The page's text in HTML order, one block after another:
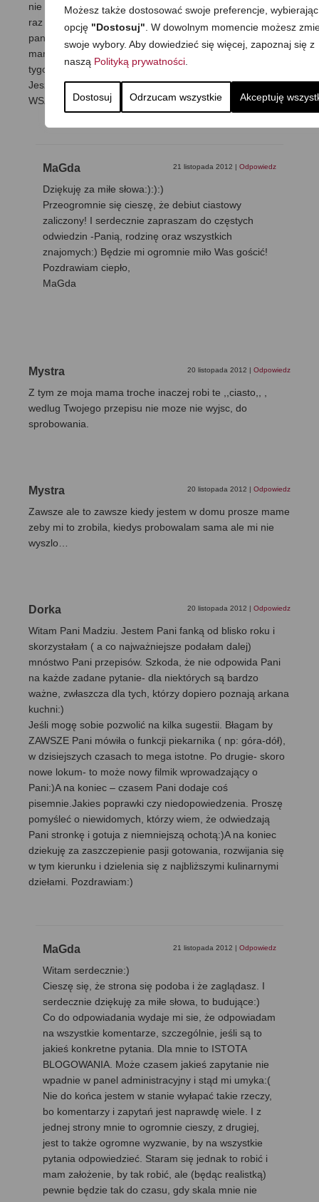
Możesz także dostosować swoje preferencje, wybierając
opcję "Dostosuj" . W dowolnym momencie możesz
swoje wybory. Aby dowiedzieć się więcej, zapoznaj się z
naszą Polityką prywatności.
Dostosuj Odrzucam wszystkie Akceptuję
nie podjełą się pieczenia ciast. Po 20-latch małżeństwa po
raz pierwszy odważyłam się upiec coś słodkiego i to dzięki
pani :):)UDAŁO SIĘ ,co gorsze rodzina się zaczeła
martwić czy wszystko ze mną w porządku , bo w ciągu
tygodnia piekarnik był odpalany 4 razy :):):):)
Jeszcze raz dziękuję w imieniu swoim ,rodziny i
WSZYSTKICH znajomych którym polecam pani stronę
MaGda 21 listopada 2012 Odpowiedz
Dziękuję za miłe słowa:):):)
Przeogromnie się cieszę, że debiut ciastowy
zaliczony! I serdecznie zapraszam do częstych
odwiedzin -Panią, rodzinę oraz wszystkich
znajomych:) Będzie mi ogromnie miło Was gościć!
Pozdrawiam ciepło,
MaGda
Mystra 20 listopada 2012 Odpowiedz
Z tym ze moja mama troche inaczej robi te ,,ciasto,, ,
wedlug Twojego przepisu nie moze nie wyjsc, do
sprobowania.
Mystra 20 listopada 2012 Odpowiedz
Zawsze ale to zawsze kiedy jestem w domu prosze mame
zeby mi to zrobila, kiedys probowalam sama ale mi nie
wyszlo…
Dorka 20 listopada 2012 Odpowiedz
Witam Pani Madziu. Jestem Pani fanką od blisko roku i
skorzystałam ( a co najważniejsze podałam dalej)
mnóstwo Pani przepisów. Szkoda, że nie odpowida Pani
na każde zadane pytanie- dla niektórych są bardzo
ważne, zwłaszcza dla tych, którzy dopiero poznają arkana
kuchni:)
Jeśli mogę sobie pozwolić na kilka sugestii. Błagam by
ZAWSZE Pani mówiła o funkcji piekarnika ( np: góra-dół),
w dzisiejszych czasach to mega istotne. Po drugie- skoro
nowe lokum- to może nowy filmik wprowadzający o
Pani:)A na koniec – czasem Pani dodaje coś
pisemnie.Jakies poprawki czy niedopowiedzenia. Proszę
pomyśleć o niewidomych, którzy wiem, że odwiedzają
Pani stronkę i gotuja z niemniejszą ochotą:)A na koniec
dziekuję za zaszczepienie pasji gotowania, rozwijania się
w tym kierunku i dzielenia się z najbliższymi kulinarnymi
dziełami. Pozdrawiam:)
MaGda 21 listopada 2012 Odpowiedz
Witam serdecznie:)
Cieszę się, że strona się podoba i że zaglądasz. I
serdecznie dziękuję za miłe słowa, to budujące:)
Co do odpowiadania wydaje mi sie, że odpowiadam
na wszystkie komentarze, szczególnie, jeśli są to
jakieś konkretne pytania. Dla mnie to ISTOTA
BLOGOWANIA. Może czasem jakieś zapytanie nie
wpadnie w panel administracyjny i stąd mi umyka:(
Nie do końca jestem w stanie wyłapać takie rzeczy,
bo komentarzy i zapytań jest naprawdę wiele. I z
jednej strony mnie to ogromnie cieszy, z drugiej,
jest to także ogromne wyzwanie, by na wszystkie
pytania odpowiedzieć. Staram się jednak to robić i
mam założenie, by tak robić, ale (będąc realistką)
pewnie będzie tak do czasu, gdy skala mnie nie